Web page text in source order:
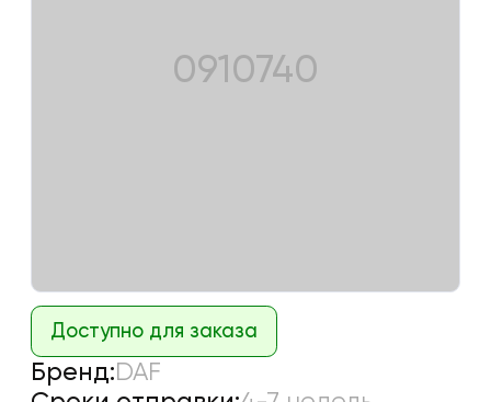
0910740
Доступно для заказа
Бренд:DAF